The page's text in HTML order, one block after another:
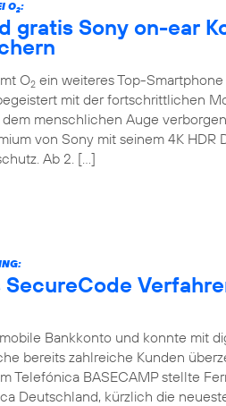
O2:
gratis Sony on-ear
O2 ein weiteres Top-
mit der fortschrittlichen
menschlichen Auge
von Sony mit seinem 4K HDR
Ab 2. […]
Bankkonto und konnte mit
bereits zahlreiche Kunden
Telefónica BASECAMP stellte
Deutschland, kürzlich die